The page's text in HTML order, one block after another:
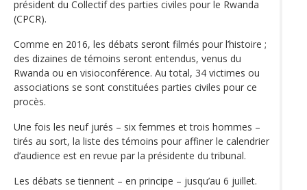
président du Collectif des parties civiles pour le Rwanda
(CPCR).
Comme en 2016, les débats seront filmés pour l’histoire ;
des dizaines de témoins seront entendus, venus du
Rwanda ou en visioconférence. Au total, 34 victimes ou
associations se sont constituées parties civiles pour ce
procès.
Une fois les neuf jurés – six femmes et trois hommes –
tirés au sort, la liste des témoins pour affiner le calendrier
d’audience est en revue par la présidente du tribunal.
Les débats se tiennent – en principe – jusqu’au 6 juillet.